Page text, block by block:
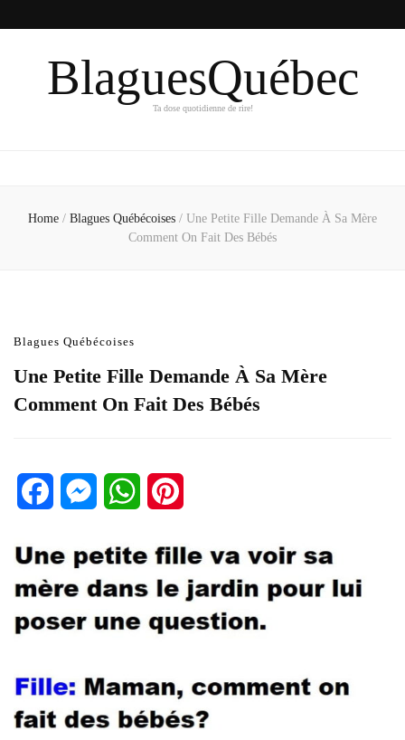
BlaguesQuébec
Ta dose quotidienne de rire!
Home / Blagues Québécoises / Une Petite Fille Demande À Sa Mère
Comment On Fait Des Bébés
Blagues Québécoises
Une Petite Fille Demande À Sa Mère
Comment On Fait Des Bébés
FacebookMessengerWhatsApp